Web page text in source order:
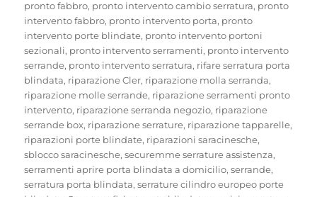
pronto fabbro, pronto intervento cambio serratura, pronto
intervento fabbro, pronto intervento porta, pronto
intervento porte blindate, pronto intervento portoni
sezionali, pronto intervento serramenti, pronto intervento
serrande, pronto intervento serratura, rifare serratura porta
blindata, riparazione Cler, riparazione molla serranda,
riparazione molle serrande, riparazione serramenti pronto
intervento, riparazione serranda negozio, riparazione
serrande box, riparazione serrature, riparazione tapparelle,
riparazioni porte blindate, riparazioni saracinesche,
sblocco saracinesche,securemme serrature assistenza,
serramenti aprire porta blindata a domicilio,serrande,
serratura porta blindata,serrature cilindro europeo porte